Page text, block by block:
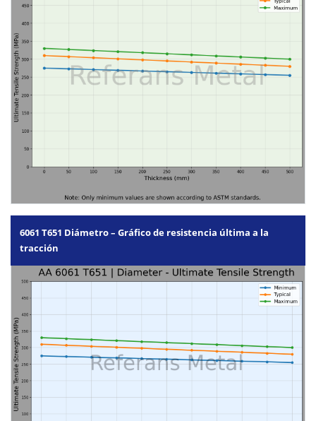
6061 T651 Diámetro – Gráfico de resistencia última a la
tracción